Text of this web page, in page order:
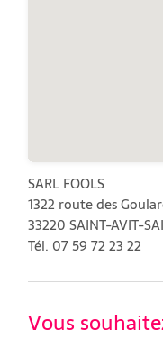
SARL FOOLS
1322 route des
33220 SAINT-AVIT-
Tél. 07 59 72 23 22
Vous